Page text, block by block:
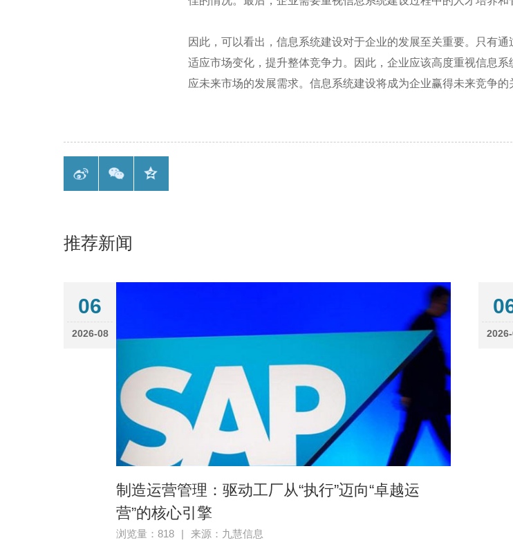
因此，可以看出，信息系统建设对于企业的发展至关重要。只有
适应市场变化，提升整体竞争力。因此，企业应该高度重视信息
应未来市场的发展需求。信息系统建设将成为企业赢得未来竞争的
推荐新闻
06
2026-08
制造运营管理：驱动工厂从“执行”迈向“卓越运
营”的核心引擎
浏览量：818 | 来源：九慧信息